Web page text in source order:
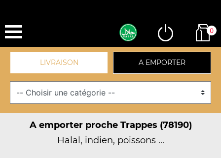
0
LIVRAISON A EMPORTER
A emporter proche Trappes (78190)
Halal, indien, poissons ...